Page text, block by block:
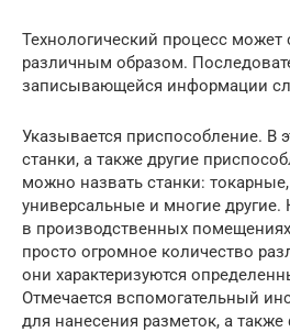
Технологический процесс
различным образом.
записывающейся информации
Указывается приспособление. В
станки, а также другие
можно назвать станки:
универсальные и многие
в производственных помещениях
просто огромное количество
они характеризуются
Отмечается вспомогательный
для нанесения разметок, а